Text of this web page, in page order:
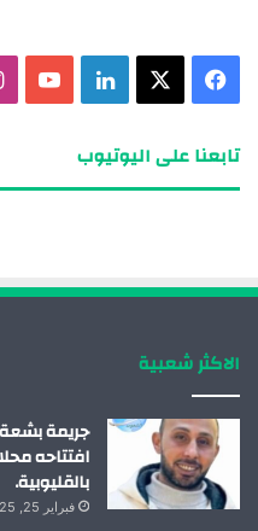
تابعنا على اليوتيوب
الاكثر شعبية
جريمة
افتتاحه
بالقليوبية.
فبراير 25, 2025